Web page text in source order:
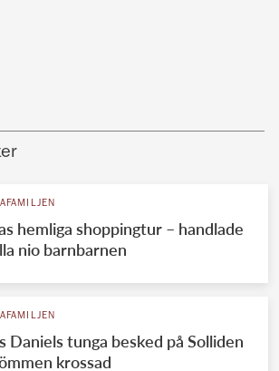
hemliga shoppingtur – handlade
nio barnbarnen
Daniels tunga besked på Solliden
krossad